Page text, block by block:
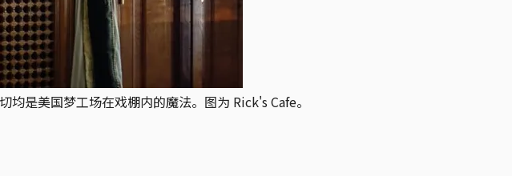
是美国梦工场在戏棚内的魔法。图为 Rick's Cafe。